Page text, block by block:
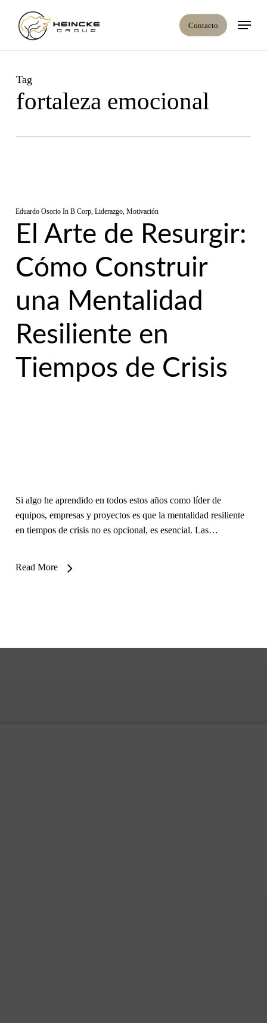
Contacto
Menú
Tag
fortaleza emocional
Eduardo Osorio In B Corp, Liderazgo, Motivación
El Arte de Resurgir:
Cómo Construir
una Mentalidad
Resiliente en
Tiempos de Crisis
Si algo he aprendido en todos estos años como líder de
equipos, empresas y proyectos es que la mentalidad resiliente
en tiempos de crisis no es opcional, es esencial. Las…
Read More